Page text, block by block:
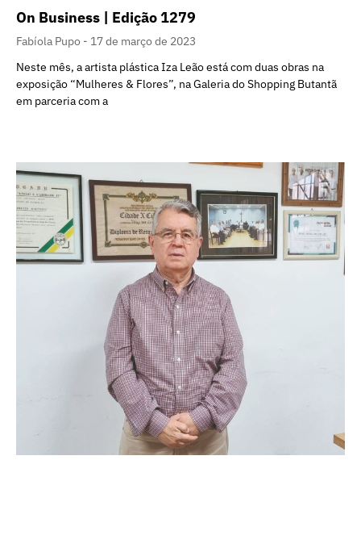
On Business | Edição 1279
Fabíola Pupo
17 de março de 2023
Neste mês, a artista plástica Iza Leão está com duas obras na
exposição “Mulheres & Flores”, na Galeria do Shopping Butantã
em parceria com a